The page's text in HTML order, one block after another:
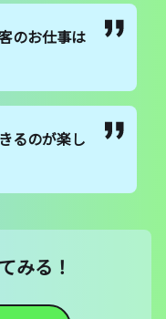
のお仕事は
るのが楽し
みる！